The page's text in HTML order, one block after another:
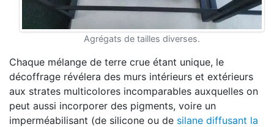
Agrégats de tailles diverses.
Chaque mélange de terre crue étant unique, le
décoffrage révélera des murs intérieurs et extérieurs
aux strates multicolores incomparables auxquelles on
peut aussi incorporer des pigments, voire un
imperméabilisant (de silicone ou de silane diffusant la